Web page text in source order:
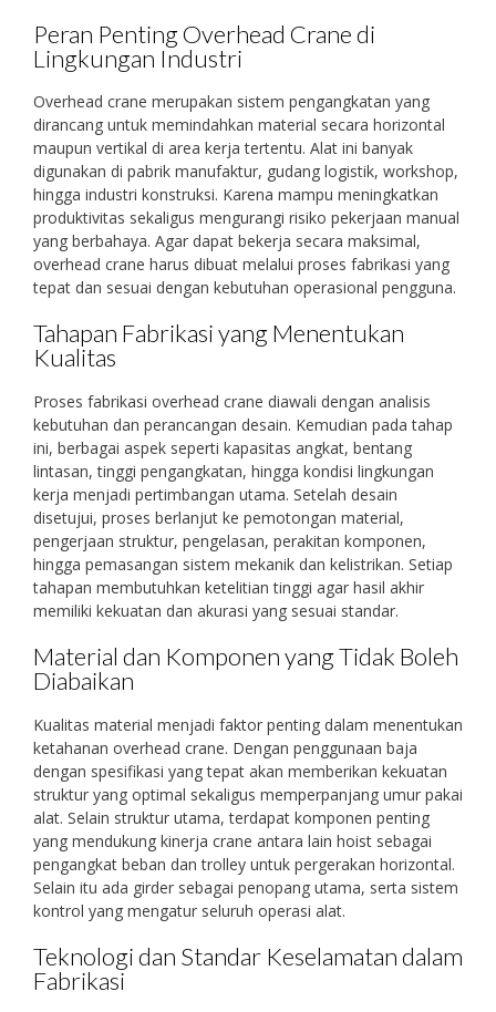
Peran Penting Overhead Crane di
Lingkungan Industri
Overhead crane merupakan sistem pengangkatan yang
dirancang untuk memindahkan material secara horizontal
maupun vertikal di area kerja tertentu. Alat ini banyak
digunakan di pabrik manufaktur, gudang logistik, workshop,
hingga industri konstruksi. Karena mampu meningkatkan
produktivitas sekaligus mengurangi risiko pekerjaan manual
yang berbahaya. Agar dapat bekerja secara maksimal,
overhead crane harus dibuat melalui proses fabrikasi yang
tepat dan sesuai dengan kebutuhan operasional pengguna.
Tahapan Fabrikasi yang Menentukan
Kualitas
Proses fabrikasi overhead crane diawali dengan analisis
kebutuhan dan perancangan desain. Kemudian pada tahap
ini, berbagai aspek seperti kapasitas angkat, bentang
lintasan, tinggi pengangkatan, hingga kondisi lingkungan
kerja menjadi pertimbangan utama. Setelah desain
disetujui, proses berlanjut ke pemotongan material,
pengerjaan struktur, pengelasan, perakitan komponen,
hingga pemasangan sistem mekanik dan kelistrikan. Setiap
tahapan membutuhkan ketelitian tinggi agar hasil akhir
memiliki kekuatan dan akurasi yang sesuai standar.
Material dan Komponen yang Tidak Boleh
Diabaikan
Kualitas material menjadi faktor penting dalam menentukan
ketahanan overhead crane. Dengan penggunaan baja
dengan spesifikasi yang tepat akan memberikan kekuatan
struktur yang optimal sekaligus memperpanjang umur pakai
alat. Selain struktur utama, terdapat komponen penting
yang mendukung kinerja crane antara lain hoist sebagai
pengangkat beban dan trolley untuk pergerakan horizontal.
Selain itu ada girder sebagai penopang utama, serta sistem
kontrol yang mengatur seluruh operasi alat.
Teknologi dan Standar Keselamatan dalam
Fabrikasi